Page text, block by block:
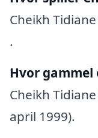
Cheikh
.
Hvor gammel
Cheikh
april 1999).